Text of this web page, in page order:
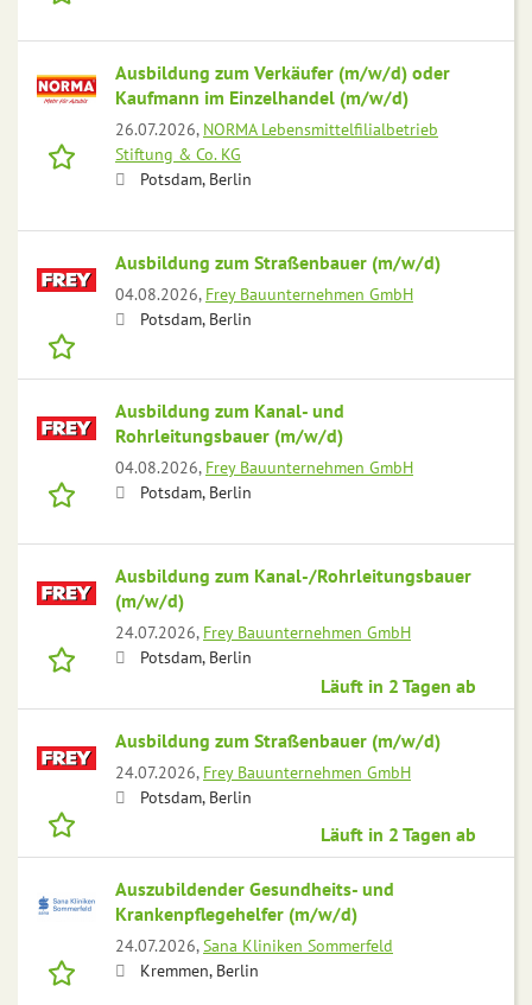
Ausbildung zum Verkäufer (m/w/d) oder
Kaufmann im Einzelhandel (m/w/d)
26.07.2026, NORMA Lebensmittelfilialbetrieb
Stiftung & Co. KG
Potsdam, Berlin
Ausbildung zum Straßenbauer (m/w/d)
04.08.2026, Frey Bauunternehmen GmbH
Potsdam, Berlin
Ausbildung zum Kanal- und
Rohrleitungsbauer (m/w/d)
04.08.2026, Frey Bauunternehmen GmbH
Potsdam, Berlin
Ausbildung zum Kanal-/Rohrleitungsbauer
(m/w/d)
24.07.2026, Frey Bauunternehmen GmbH
Potsdam, Berlin
Läuft in 2 Tagen ab
Ausbildung zum Straßenbauer (m/w/d)
24.07.2026, Frey Bauunternehmen GmbH
Potsdam, Berlin
Läuft in 2 Tagen ab
Auszubildender Gesundheits- und
Krankenpflegehelfer (m/w/d)
24.07.2026,Sana Kliniken Sommerfeld
Kremmen, Berlin